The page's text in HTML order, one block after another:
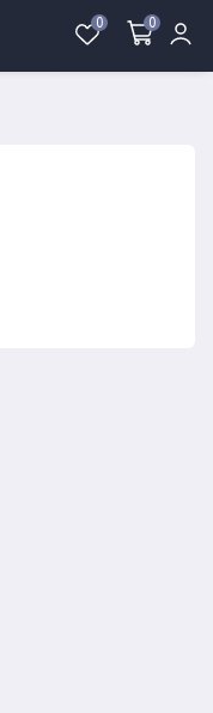
0 0
Регистрация